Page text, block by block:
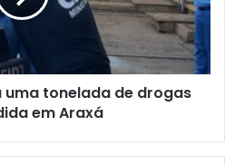
uma tonelada de drogas
em Araxá